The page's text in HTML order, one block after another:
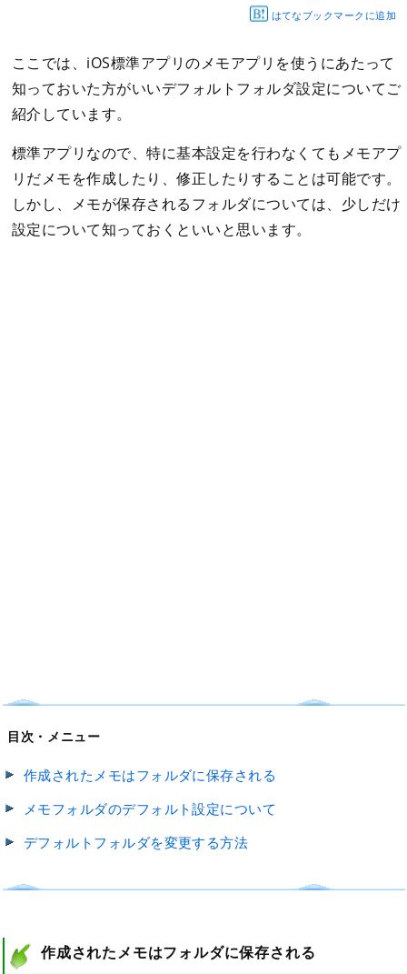
はてなブックマークに追加
ここでは、iOS標準アプリのメモアプリを使うにあたって
知っておいた方がいいデフォルトフォルダ設定についてご
紹介しています。
標準アプリなので、特に基本設定を行わなくてもメモアプ
リだメモを作成したり、修正したりすることは可能です。
しかし、メモが保存されるフォルダについては、少しだけ
設定について知っておくといいと思います。
目次・メニュー
作成されたメモはフォルダに保存される
メモフォルダのデフォルト設定について
デフォルトフォルダを変更する方法
作成されたメモはフォルダに保存される